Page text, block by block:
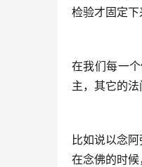
检验才固定
在我们每一
主，其它的
比如说以念
在念佛的时候